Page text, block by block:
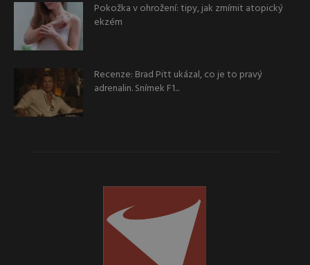
Pokožka v ohrožení: tipy, jak zmírnit atopický
ekzém
Recenze: Brad Pitt ukázal, co je to pravý
adrenalin. Snímek F1...